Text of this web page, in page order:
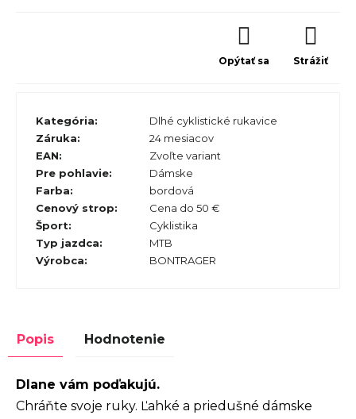
Kategória:
Dlhé cyklistické rukavice
Záruka:
24 mesiacov
EAN:
Zvoľte variant
Pre pohlavie:
Dámske
Farba:
bordová
Cenový strop:
Cena do 50 €
Šport:
Cyklistika
Typ jazdca:
MTB
Výrobca: BONTRAGER
Opýtať sa Strážiť
Popis Hodnotenie
Dlane vám poďakujú.
Chráňte svoje ruky. Ľahké a priedušné dámske